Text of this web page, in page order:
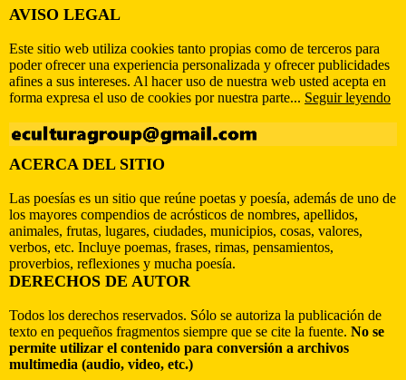
AVISO LEGAL
Este sitio web utiliza cookies tanto propias como de terceros para
poder ofrecer una experiencia personalizada y ofrecer publicidades
afines a sus intereses. Al hacer uso de nuestra web usted acepta en
forma expresa el uso de cookies por nuestra parte... Seguir leyendo
ACERCA DEL SITIO
Las poesías es un sitio que reúne poetas y poesía, además de uno de
los mayores compendios de acrósticos de nombres, apellidos,
animales, frutas, lugares, ciudades, municipios, cosas, valores,
verbos, etc. Incluye poemas, frases, rimas, pensamientos,
proverbios, reflexiones y mucha poesía.
DERECHOS DE AUTOR
Todos los derechos reservados. Sólo se autoriza la publicación de
texto en pequeños fragmentos siempre que se cite la fuente. No se
permite utilizar el contenido para conversión a archivos
multimedia (audio, video, etc.)